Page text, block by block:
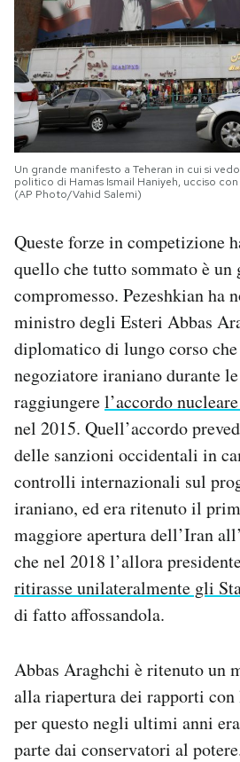
Un grande manifesto a Teheran in cui si
politico di Hamas Ismail Haniyeh, ucciso
(AP Photo/Vahid Salemi)
Queste forze in competizione
quello che tutto sommato è un
compromesso. Pezeshkian ha
ministro degli Esteri Abbas
diplomatico di lungo corso
negoziatore iraniano durante
raggiungerel’accordo
nel 2015. Quell’accordo
delle sanzioni occidentali in
controlli internazionali sul
iraniano, ed era ritenuto il
maggiore apertura dell’Iran
che nel 2018 l’allora
ritirasse unilateralmente gli
di fatto affossandola.
Abbas Araghchi è ritenuto un
alla riapertura dei rapporti con
per questo negli ultimi anni
parte dai conservatori al